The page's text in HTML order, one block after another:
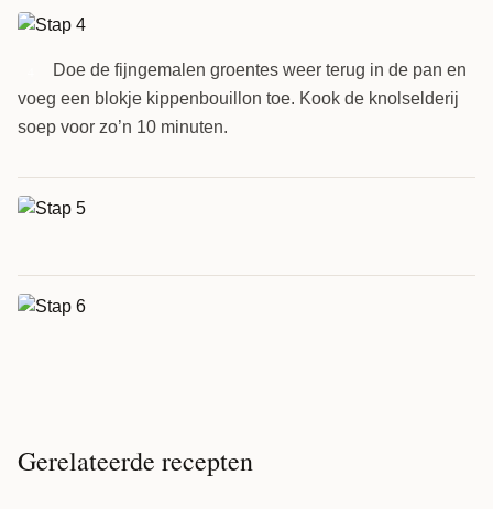
Doe de fijngemalen groentes weer terug in de pan en
voeg een blokje kippenbouillon toe. Kook de knolselderij
soep voor zo’n 10 minuten.
Gerelateerde recepten